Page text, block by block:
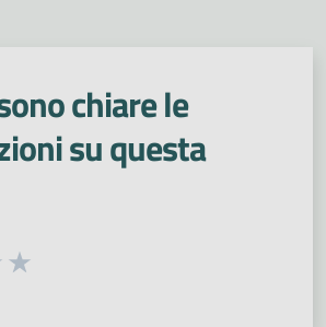
chiare le
su questa
valutazione da 1 a 5 stelle